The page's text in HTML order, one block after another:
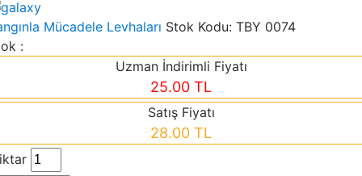
Mücadele Levhaları Stok Kodu: TBY 0074
:
Uzman İndirimli Fiyatı
25.00 TL
Satış Fiyatı
28.00 TL